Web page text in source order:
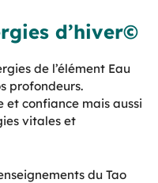
d’hiver©
de l’élément Eau
profondeurs.
et confiance mais aussi
vitales et
du Tao